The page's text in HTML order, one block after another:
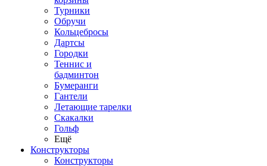
Турники
Обручи
Кольцебросы
Дартсы
Городки
Теннис и
бадминтон
Бумеранги
Гантели
Летающие тарелки
Скакалки
Гольф
Ещё
Конструкторы
Конструкторы